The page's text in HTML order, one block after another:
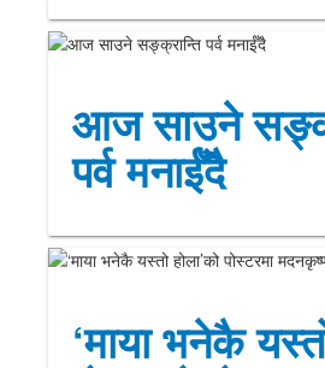
आज साउने
पर्व मनाईँदै
‘माया भनेकै